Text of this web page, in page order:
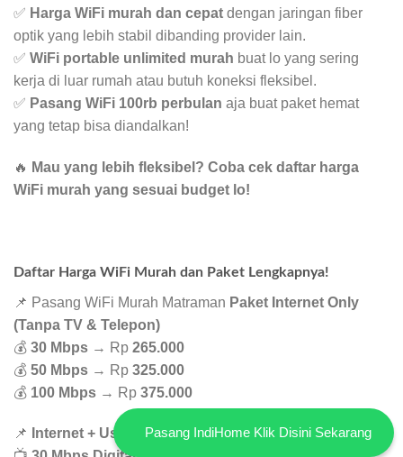
✅ Harga WiFi murah dan cepat dengan jaringan fiber
optik yang lebih stabil dibanding provider lain.
✅ WiFi portable unlimited murah buat lo yang sering
kerja di luar rumah atau butuh koneksi fleksibel.
✅ Pasang WiFi 100rb perbulan aja buat paket hemat
yang tetap bisa diandalkan!
🔥 Mau yang lebih fleksibel? Coba cek daftar harga
WiFi murah yang sesuai budget lo!
Daftar Harga WiFi Murah dan Paket Lengkapnya!
📌 Pasang WiFi Murah Matraman Paket Internet Only
(Tanpa TV & Telepon)
💰 30 Mbps → Rp 265.000
💰 50 Mbps → Rp 325.000
💰 100 Mbps → Rp 375.000
📌
Internet + UseeTVPasang IndiHome Klik Disini Sekarang